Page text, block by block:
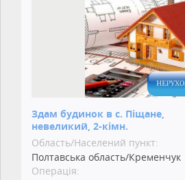
Здам будинок в с. Піщане,
невеликий, 2-кімн.
Область/Населений пункт:
Полтавська область/Кременчук
Операція: